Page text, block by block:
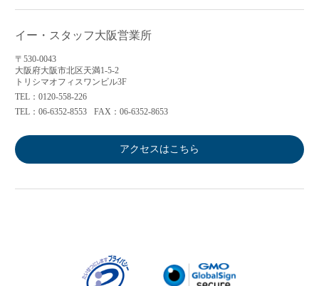
イー・スタッフ大阪営業所
〒530-0043
大阪府大阪市北区天満1-5-2
トリシマオフィスワンビル3F
TEL：0120-558-226
TEL：06-6352-8553
FAX：06-6352-8653
アクセスはこちら